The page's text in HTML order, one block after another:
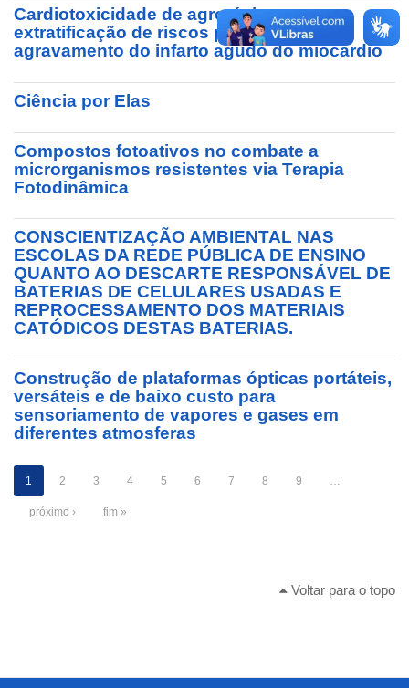
Cardiotoxicidade de agrotóxicos:
extratificação de riscos para indução e
agravamento do infarto agudo do miocardio
Ciência por Elas
Compostos fotoativos no combate a
microrganismos resistentes via Terapia
Fotodinâmica
CONSCIENTIZAÇÃO AMBIENTAL NAS
ESCOLAS DA REDE PÚBLICA DE ENSINO
QUANTO AO DESCARTE RESPONSÁVEL DE
BATERIAS DE CELULARES USADAS E
REPROCESSAMENTO DOS MATERIAIS
CATÓDICOS DESTAS BATERIAS.
Construção de plataformas ópticas portáteis,
versáteis e de baixo custo para
sensoriamento de vapores e gases em
diferentes atmosferas
1 2 3 4 5 6 7 8 9 …
próximo › fim »
Voltar para o topo